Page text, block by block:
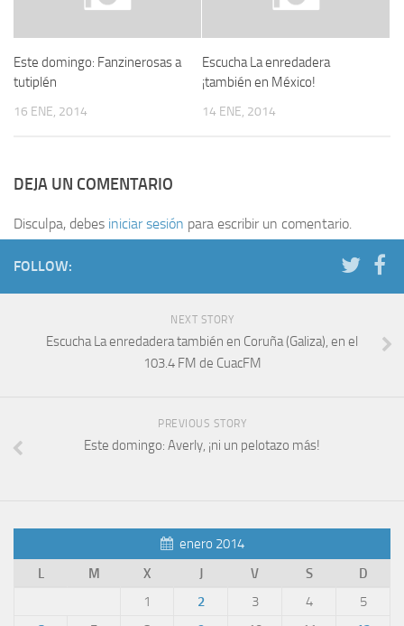
Este domingo: Fanzinerosas a
tutiplén
16 ENE, 2014
Escucha La enredadera
¡también en México!
14 ENE, 2014
DEJA UN COMENTARIO
Disculpa, debes iniciar sesión para escribir un comentario.
FOLLOW:
NEXT STORY
Escucha La enredadera también en Coruña (Galiza), en el
103.4 FM de CuacFM
PREVIOUS STORY
Este domingo: Averly, ¡ni un pelotazo más!
enero 2014
L
M X J V S D
1 2 3 4
5